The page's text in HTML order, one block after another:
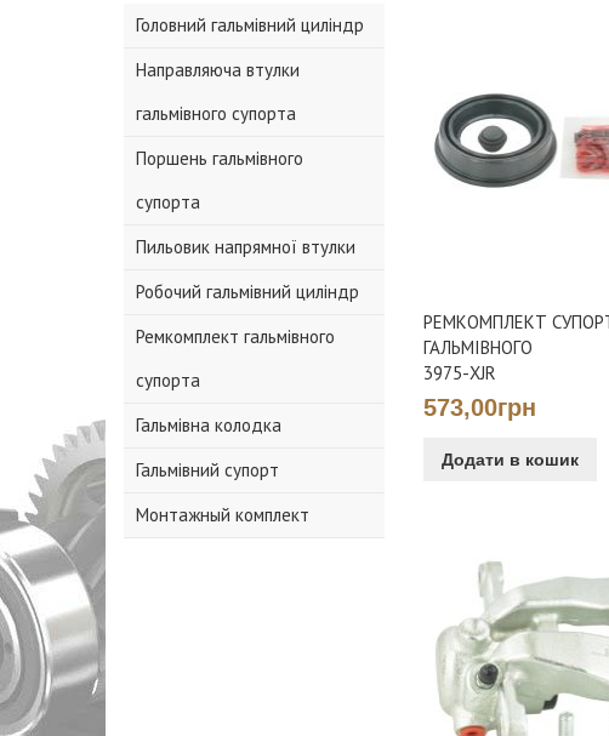
РЕМКОМПЛЕКТ
ГАЛЬМІВНОГО
3975-XJR
573,00грн
Додати в кошик
Головний гальмівний циліндр
Направляюча втулки
гальмівного супорта
Поршень гальмівного
супорта
Пильовик напрямної втулки
Робочий гальмівний циліндр
Ремкомплект гальмівного
супорта
Гальмівна колодка
Гальмівний супорт
Монтажный комплект